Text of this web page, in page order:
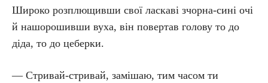
Широко розплющивши свої ласкаві зчорна-сині очі
й нашорошивши вуха, він повертав голову то до
діда, то до цеберки.
— Стривай-стривай, замішаю, тим часом ти